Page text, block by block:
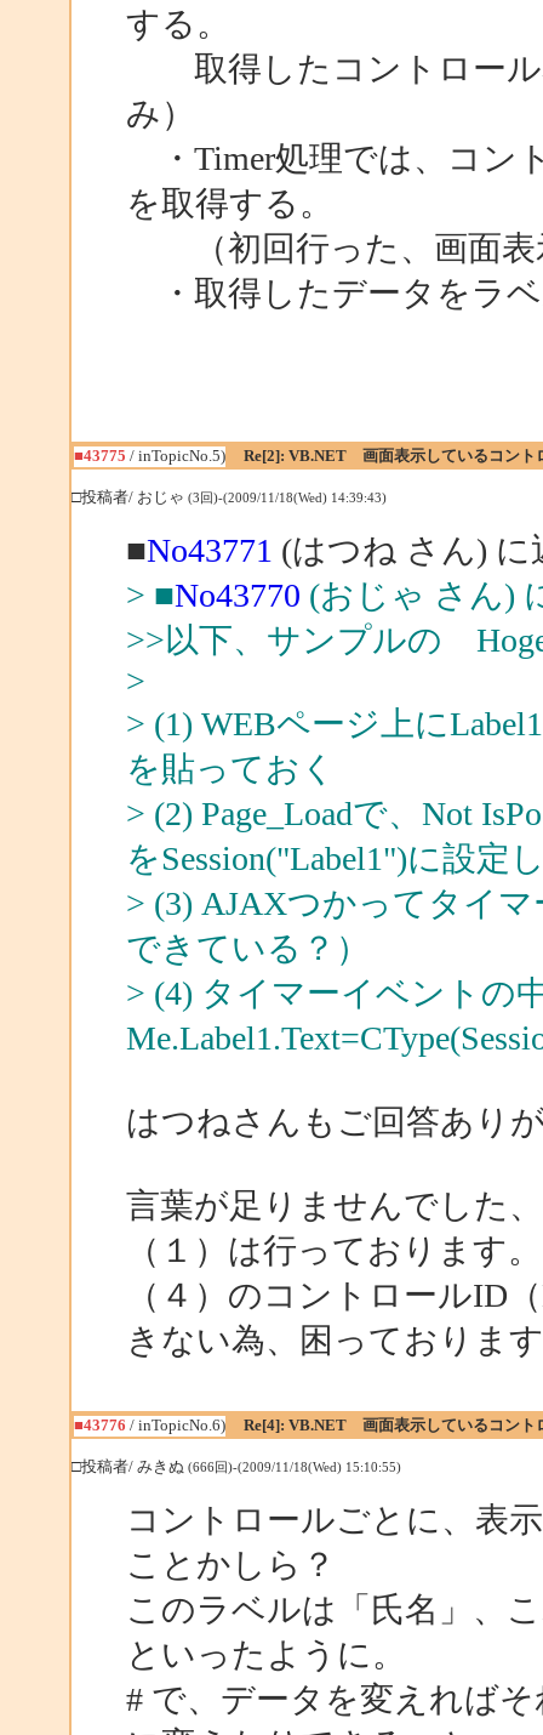
する。
取得したコントロール
み）
・Timer処理では、コン
を取得する。
（初回行った、画面表
・取得したデータをラ
■43775 / inTopicNo.5) Re[2]: VB.NET 画面表示しているコント
□投稿者/ おじゃ (3回)-(2009/11/18(Wed) 14:39:43)
■No43771 (はつね さん) に
> ■No43770 (おじゃ さん)
>>以下、サンプルの
>
> (1) WEBページ上に
を貼っておく
> (2) Page_Loadで、Not
をSession("Label1")に設定
> (3) AJAXつかってタイ
できている？）
> (4) タイマーイベントの
はつねさんもご回答あり
言葉が足りませんでした
（１）は行っております。
（４）のコントロールID
きない為、困っておりま
■43776 / inTopicNo.6) Re[4]: VB.NET 画面表示しているコント
□投稿者/ みきぬ (666回)-(2009/11/18(Wed) 15:10:55)
コントロールごとに、表
ことかしら？
このラベルは「氏名」、
といったように。
# で、データを変えればそ